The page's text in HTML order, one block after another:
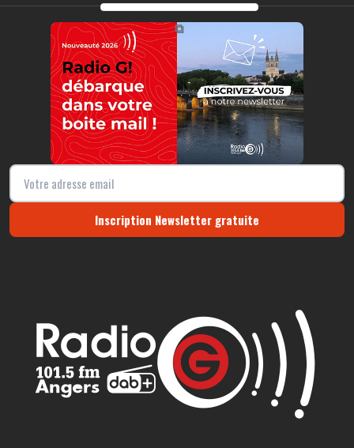
https://radio-g.fr?2617
⧉
Inscription Newsletter gratuite